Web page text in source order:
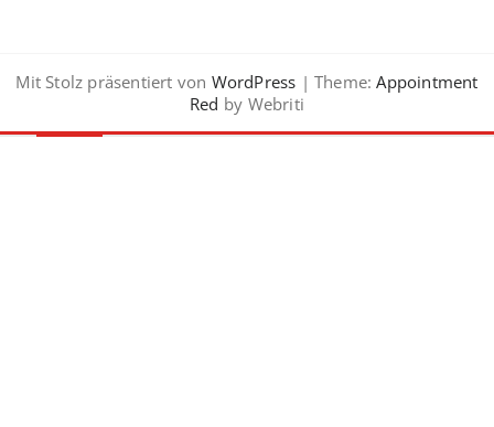
Mit Stolz präsentiert von WordPress | Theme: Appointment
Red by Webriti